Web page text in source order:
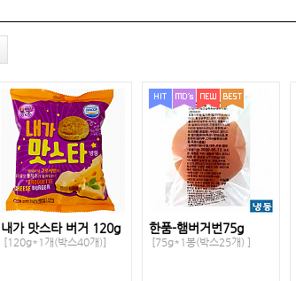
내가 맛스타 버거 120g
[120g*1개(박스40개)]
한품-햄버거번75g
[75g*1봉(박스25개) ]